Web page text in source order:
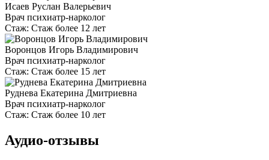
Исаев Руслан Валерьевич
Врач психиатр-нарколог
Стаж: Стаж более 12 лет
Воронцов Игорь Владимирович
Врач психиатр-нарколог
Стаж: Стаж более 15 лет
Руднева Екатерина Дмитриевна
Врач психиатр-нарколог
Стаж: Стаж более 10 лет
Аудио-отзывы